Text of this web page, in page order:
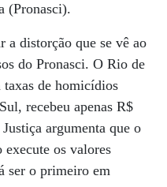
(Pronasci).
a distorção que se vê ao
do Pronasci. O Rio de
de homicídios
recebeu apenas R$
argumenta que o
execute os valores
ser o primeiro em